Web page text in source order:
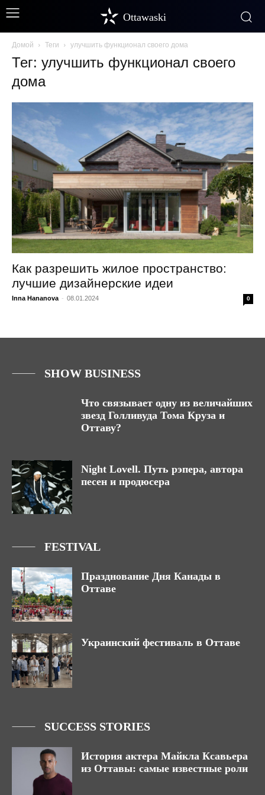
Ottawaski
Домой Теги улучшить функционал своего дома
Тег: улучшить функционал своего
дома
Как разрешить жилое пространство:
лучшие дизайнерские идеи
Inna Hananova - 08.01.2024 0
SHOW BUSINESS
Что связывает одну из величайших
звезд Голливуда Тома Круза и
Оттаву?
Night Lovell. Путь рэпера, автора
песен и продюсера
FESTIVAL
Празднование Дня Канады в
Оттаве
Украинский фестиваль в Оттаве
SUCCESS STORIES
История актера Майкла Ксавьера
из Оттавы: самые известные роли